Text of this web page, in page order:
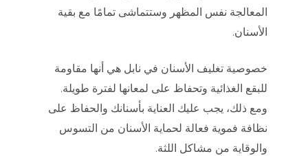
المعالجة نفس المظهر وستتماشى تمامًا مع بقية
الأسنان.
خصوصية تغليف الأسنان في نابل هي أنها مقاومة
للبقع الغذائية وتحفاظ على لمعانها لفترة طويلة.
ومع ذلك، يجب عليك العناية بأسنانك والحفاظ على
نظافة فموية فعالة لحماية الأسنان من التسوس
والوقاية من مشاكل اللثة.